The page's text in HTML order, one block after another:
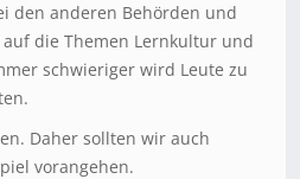
den anderen Behörden und
die Themen Lernkultur und
schwieriger wird Leute zu
Daher sollten wir auch
vorangehen.